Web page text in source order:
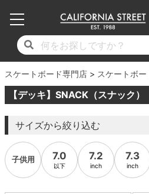
スケートボード専門店 スケートボー
【デッキ】SNACK（スナック）
サイズから絞り込む
子供用 7.0
以下
7.2
inch
7.3
inch
17時までのご注文は当日
11,000円以上で送料
毎月1日はポイント5倍！10日と
コンプリートセット（完成品）
デッキ
17時までのご注文は当日
11,000円以上で送料
毎月1日はポイント5倍！10日と
デッキ新着一覧
デッキブランド一覧（全てのデ
サイズからデッキを選ぶ
子供用デッキ
7.0inch以下
7.2inch
7.5inchトラック
17時までのご注文は当日
11,000円以上で送料
毎月1日はポイント5倍！10日と
トラック新着一覧
トラックブランド一覧（全ての
適合デッキサイズから選ぶ
7.0inch以下
7.2inch
7.3inch
7.6inch
17時までのご注文は当日
11,000円以上で送料
毎月1日はポイント5倍！10日と
ウィール新着一覧
ウィールブランド一覧（全ての
ウィールをサイズから選ぶ
50mm
51mm
52mm
54mm
17時までのご注文は当日
11,000円以上で送料
毎月1日はポイント5倍！10日と
シューズ新着一覧
シューズブランド一覧
シューズをサイズから選ぶ
20cm
21cm
22cm
23cm
17時までのご注文は当日
11,000円以上で送料
毎月1日はポイント5倍！10日と
Tシャツ
ロングスリーブTシャツ
ジャケット
17時までのご注文は当日
11,000円以上で送料
毎月1日はポイント5倍！10日と
最新ブログ一覧
カテゴリー
17時までのご注文は当日
11,000円以上で送料
毎月1日はポイント5倍！10日と
初心者の方へ
商品情報
徹底解析
17時までのご注文は当日
11,000円以上で送料
毎月1日はポイント5倍！10日と
店舗情報
ショップライダー紹介
スタッフ紹介